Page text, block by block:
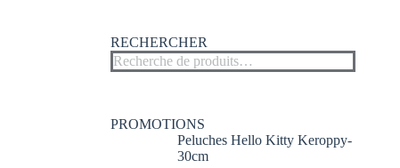
RECHERCHER
PROMOTIONS
Peluches Hello Kitty Keroppy-
30cm